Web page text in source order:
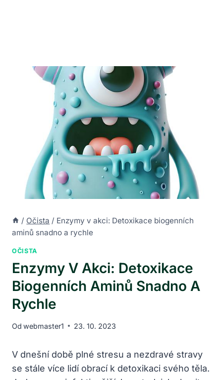
/ Očista / Enzymy v akci: Detoxikace biogenních
aminů snadno a rychle
OČISTA
Enzymy V Akci: Detoxikace
Biogenních Aminů Snadno A
Rychle
Od webmaster1 23. 10. 2023
V dnešní době plné stresu a nezdravé stravy
se stále více lidí obrací k detoxikaci svého těla.